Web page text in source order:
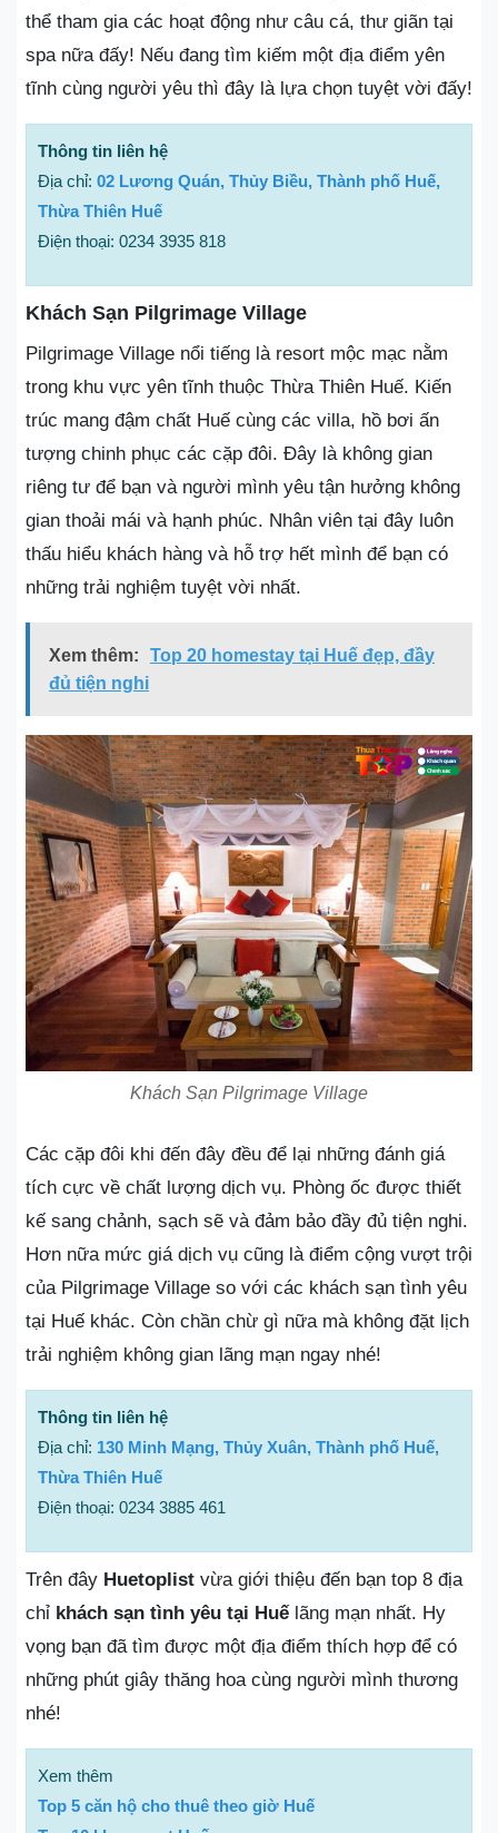
thể tham gia các hoạt động như câu cá, thư giãn tại
spa nữa đấy! Nếu đang tìm kiếm một địa điểm yên
tĩnh cùng người yêu thì đây là lựa chọn tuyệt vời đấy!
Thông tin liên hệ
Địa chỉ: 02 Lương Quán, Thủy Biều, Thành phố Huế,
Thừa Thiên Huế
Điện thoại: 0234 3935 818
Khách Sạn Pilgrimage Village
Pilgrimage Village nổi tiếng là resort mộc mạc nằm
trong khu vực yên tĩnh thuộc Thừa Thiên Huế. Kiến
trúc mang đậm chất Huế cùng các villa, hồ bơi ấn
tượng chinh phục các cặp đôi. Đây là không gian
riêng tư để bạn và người mình yêu tận hưởng không
gian thoải mái và hạnh phúc. Nhân viên tại đây luôn
thấu hiểu khách hàng và hỗ trợ hết mình để bạn có
những trải nghiệm tuyệt vời nhất.
Xem thêm:
Top 20 homestay tại Huế đẹp, đầy
đủ tiện nghi
Khách Sạn Pilgrimage Village
Các cặp đôi khi đến đây đều để lại những đánh giá
tích cực về chất lượng dịch vụ. Phòng ốc được thiết
kế sang chảnh, sạch sẽ và đảm bảo đầy đủ tiện nghi.
Hơn nữa mức giá dịch vụ cũng là điểm cộng vượt trội
của Pilgrimage Village so với các khách sạn tình yêu
tại Huế khác. Còn chần chừ gì nữa mà không đặt lịch
trải nghiệm không gian lãng mạn ngay nhé!
Thông tin liên hệ
Địa chỉ: 130 Minh Mạng, Thủy Xuân, Thành phố Huế,
Thừa Thiên Huế
Điện thoại: 0234 3885 461
Trên đây Huetoplist vừa giới thiệu đến bạn top 8 địa
chỉ khách sạn tình yêu tại Huếlãng mạn nhất. Hy
vọng bạn đã tìm được một địa điểm thích hợp để có
những phút giây thăng hoa cùng người mình thương
nhé!
Xem thêm
Top 5 căn hộ cho thuê theo giờ Huế